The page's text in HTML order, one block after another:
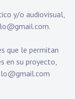
y/o audiovisual,
.
que le permitan
en su proyecto,